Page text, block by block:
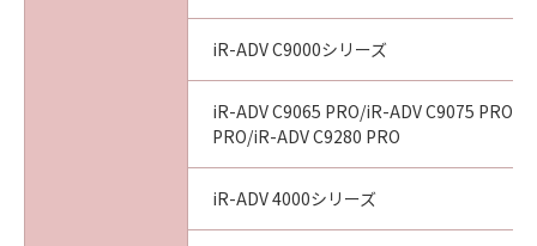
iR-ADV C9000シリーズ
iR-ADV C9065 PRO/iR-ADV C9075 PRO/
PRO/iR-ADV C9280 PRO
iR-ADV 4000シリーズ